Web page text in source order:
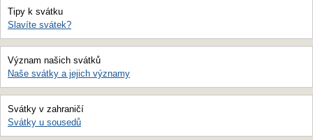
Tipy k svátku
Slavíte svátek?
Význam našich svátků
Naše svátky a jejich významy
Svátky v zahraničí
Svátky u sousedů